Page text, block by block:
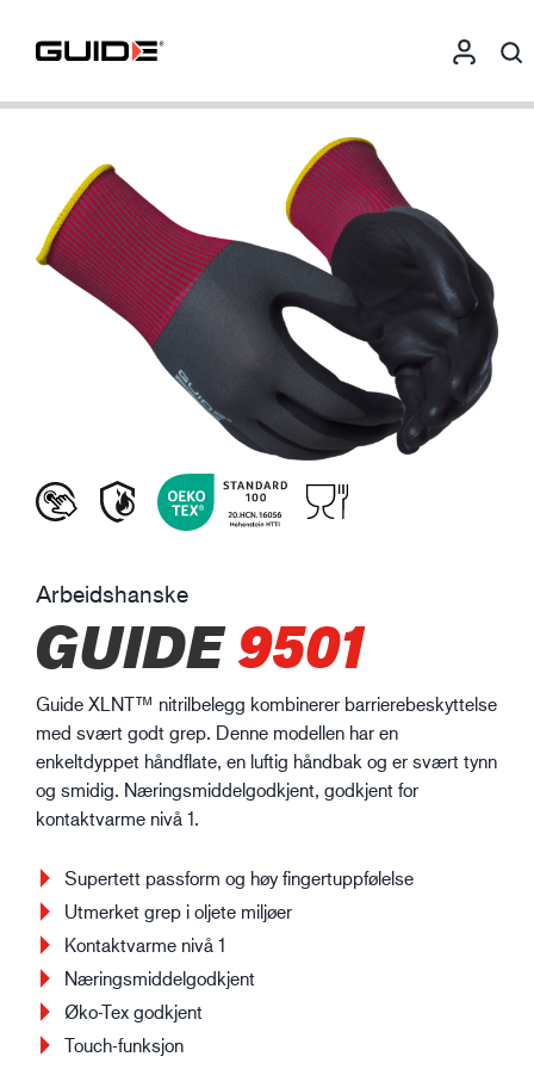
Arbeidshanske
GUIDE9501
Guide XLNT™ nitrilbelegg kombinerer barrierebeskyttelse
med svært godt grep. Denne modellen har en
enkeltdyppet håndflate, en luftig håndbak og er svært tynn
og smidig. Næringsmiddelgodkjent, godkjent for
kontaktvarme nivå 1.
Supertett passform og høy fingertuppfølelse
Utmerket grep i oljete miljøer
Kontaktvarme nivå 1
Næringsmiddelgodkjent
Øko-Tex godkjent
Touch-funksjon